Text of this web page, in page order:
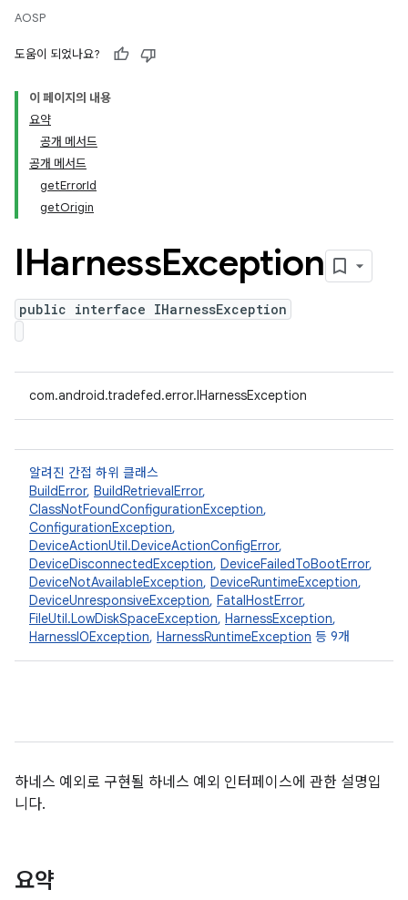
AOSP
도움이 되었나요?
이 페이지의 내용
요약
공개 메서드
공개 메서드
getErrorId
getOrigin
IHarnessException
public interface IHarnessException
com.android.tradefed.error.IHarnessException
알려진 간접 하위 클래스
BuildError, BuildRetrievalError,
ClassNotFoundConfigurationException,
ConfigurationException,
DeviceActionUtil.DeviceActionConfigError,
DeviceDisconnectedException, DeviceFailedToBootError,
DeviceNotAvailableException, DeviceRuntimeException,
DeviceUnresponsiveException, FatalHostError,
FileUtil.LowDiskSpaceException, HarnessException,
HarnessIOException, HarnessRuntimeException 등 9개
하네스 예외로 구현될 하네스 예외 인터페이스에 관한 설명입
니다.
요약